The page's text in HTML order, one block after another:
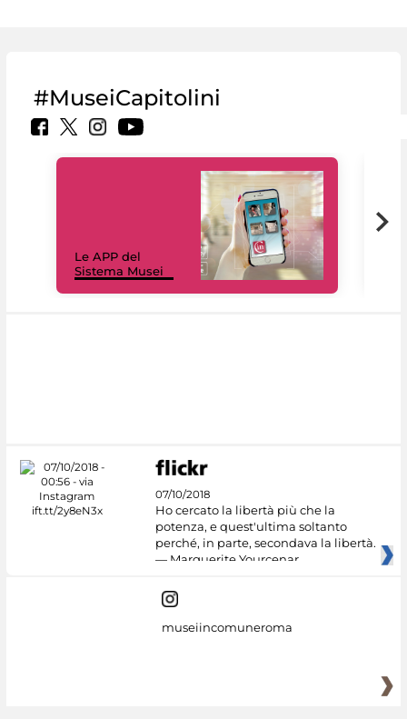
#MuseiCapitolini
Le APP del
Sistema Musei
07/10/2018
Ho cercato la libertà più che la
potenza, e quest'ultima soltanto
perché, in parte, secondava la libertà.
— Marguerite Yourcenar
museiincomuneroma